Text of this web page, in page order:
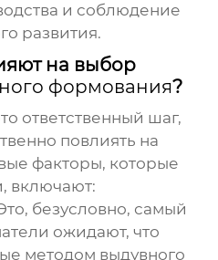
и соблюдение
развития.
на выбор
формования?
ответственный шаг,
повлиять на
факторы, которые
включают:
безусловно, самый
ожидают, что
методом выдувного